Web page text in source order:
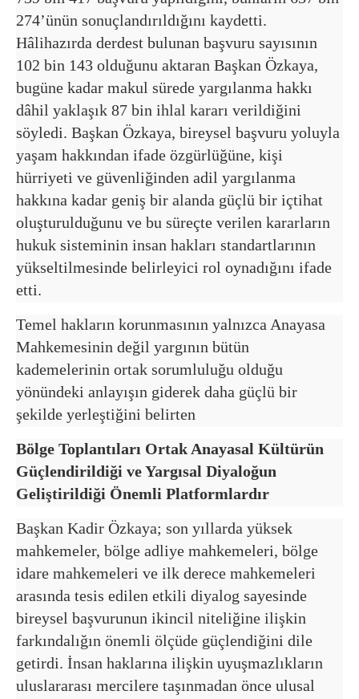
274’ünün sonuçlandırıldığını kaydetti.
Hâlihazırda derdest bulunan başvuru sayısının
102 bin 143 olduğunu aktaran Başkan Özkaya,
bugüne kadar makul sürede yargılanma hakkı
dâhil yaklaşık 87 bin ihlal kararı verildiğini
söyledi. Başkan Özkaya, bireysel başvuru yoluyla
yaşam hakkından ifade özgürlüğüne, kişi
hürriyeti ve güvenliğinden adil yargılanma
hakkına kadar geniş bir alanda güçlü bir içtihat
oluşturulduğunu ve bu süreçte verilen kararların
hukuk sisteminin insan hakları standartlarının
yükseltilmesinde belirleyici rol oynadığını ifade
etti.
Temel hakların korunmasının yalnızca Anayasa
Mahkemesinin değil yargının bütün
kademelerinin ortak sorumluluğu olduğu
yönündeki anlayışın giderek daha güçlü bir
şekilde yerleştiğini belirten
Bölge Toplantıları Ortak Anayasal Kültürün
Güçlendirildiği ve Yargısal Diyaloğun
Geliştirildiği Önemli Platformlardır
Başkan Kadir Özkaya; son yıllarda yüksek
mahkemeler, bölge adliye mahkemeleri, bölge
idare mahkemeleri ve ilk derece mahkemeleri
arasında tesis edilen etkili diyalog sayesinde
bireysel başvurunun ikincil niteliğine ilişkin
farkındalığın önemli ölçüde güçlendiğini dile
getirdi. İnsan haklarına ilişkin uyuşmazlıkların
uluslararası mercilere taşınmadan önce ulusal